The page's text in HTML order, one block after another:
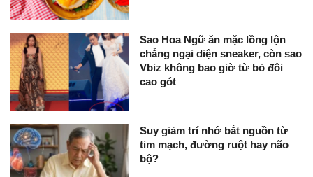
Sao Hoa Ngữ ăn mặc lồng lộn
chẳng ngại diện sneaker, còn sao
Vbiz không bao giờ từ bỏ đôi
cao gót
Suy giảm trí nhớ bắt nguồn từ
tim mạch, đường ruột hay não
bộ?